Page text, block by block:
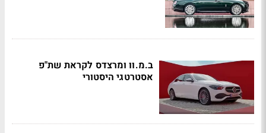
ב.מ.וו ומרצדס לקראת שת"פ
אסטרטגי היסטורי